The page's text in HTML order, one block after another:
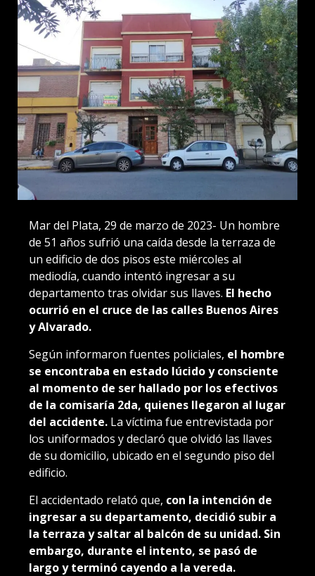
Mar del Plata, 29 de marzo de 2023- Un hombre
de 51 años sufrió una caída desde la terraza de
un edificio de dos pisos este miércoles al
mediodía, cuando intentó ingresar a su
departamento tras olvidar sus llaves. El hecho
ocurrió en el cruce de las calles Buenos Aires
y Alvarado.
Según informaron fuentes policiales, el hombre
se encontraba en estado lúcido y consciente
al momento de ser hallado por los efectivos
de la comisaría 2da, quienes llegaron al lugar
del accidente. La víctima fue entrevistada por
los uniformados y declaró que olvidó las llaves
de su domicilio, ubicado en el segundo piso del
edificio.
El accidentado relató que, con la intención de
ingresar a su departamento, decidió subir a
la terraza y saltar al balcón de su unidad. Sin
embargo, durante el intento, se pasó de
largo y terminó cayendo a la vereda.